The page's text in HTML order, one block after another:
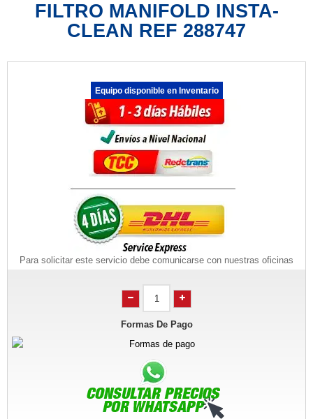
FILTRO MANIFOLD INSTA-
CLEAN REF 288747
Equipo disponible en Inventario
Para solicitar este servicio debe comunicarse con nuestras oficinas
Formas De Pago